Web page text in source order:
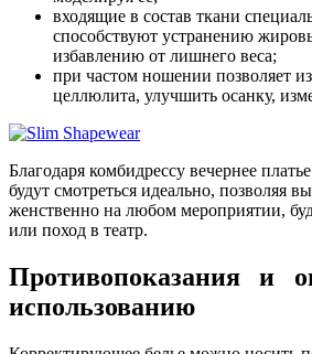
входящие в состав ткани
способствуют устранению
избавлению от лишнего веса;
при частом ношении позволяет
целлюлита, улучшить осанку,
Благодаря комбидрессу вечернее
будут смотреться идеально, позволяя
женственно на любом мероприятии,
или поход в театр.
Противопоказания и
использованию